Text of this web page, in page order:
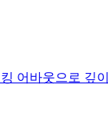
어바웃으로 깊